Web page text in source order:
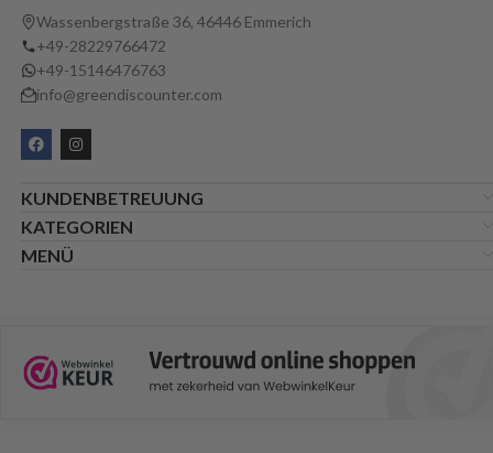
Wassenbergstraße 36, 46446 Emmerich
+49-28229766472
+49-15146476763
info@greendiscounter.com
KUNDENBETREUUNG
KATEGORIEN
MENÜ